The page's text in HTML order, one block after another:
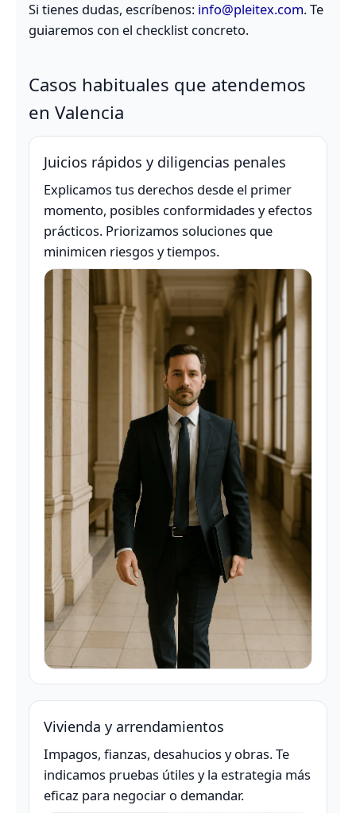
Si tienes dudas, escríbenos: info@pleitex.com. Te
guiaremos con el checklist concreto.
Casos habituales que atendemos
en Valencia
Juicios rápidos y diligencias penales
Explicamos tus derechos desde el primer
momento, posibles conformidades y efectos
prácticos. Priorizamos soluciones que
minimicen riesgos y tiempos.
Vivienda y arrendamientos
Impagos, fianzas, desahucios y obras. Te
indicamos pruebas útiles y la estrategia más
eficaz para negociar o demandar.